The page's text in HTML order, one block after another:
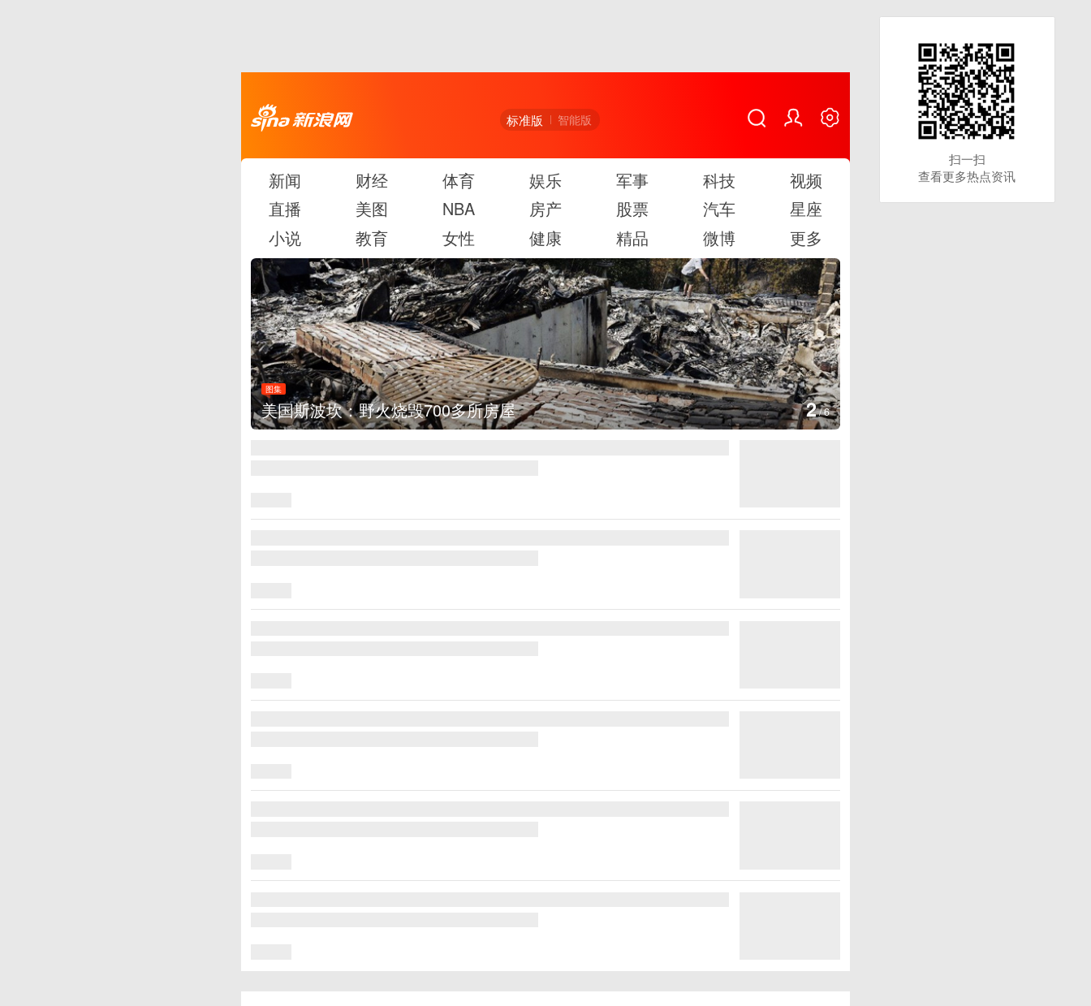
标准版 智能版
新闻 财经 体育 娱乐 军事 科技
视频
直播
美图 NBA 房产 股票 汽车
星座
小说
教育 女性 健康 精品 微博 更多
图集
美国斯波坎：野火烧毁700多所房屋 2/6
扫一扫
查看更多热点资讯
扫一扫
查看更多热点资讯